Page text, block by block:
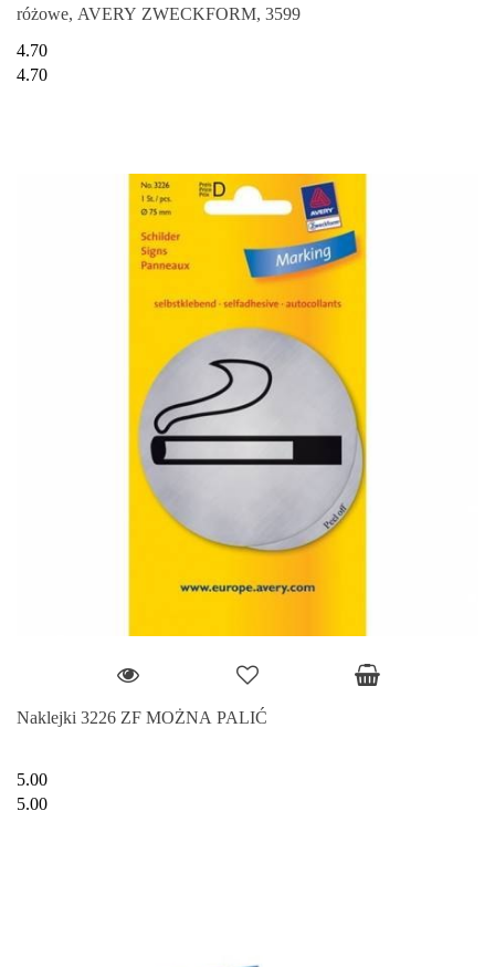
różowe, AVERY ZWECKFORM, 3599
4.70
4.70
Naklejki 3226 ZF MOŻNA PALIĆ
5.00
5.00